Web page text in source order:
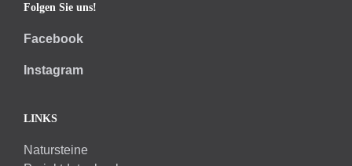
Folgen Sie uns!
Facebook
Instagram
LINKS
Natursteine